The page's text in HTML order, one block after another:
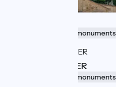
Sites and historical monuments
MUSÉE DE LA MER
Sites and historical monuments